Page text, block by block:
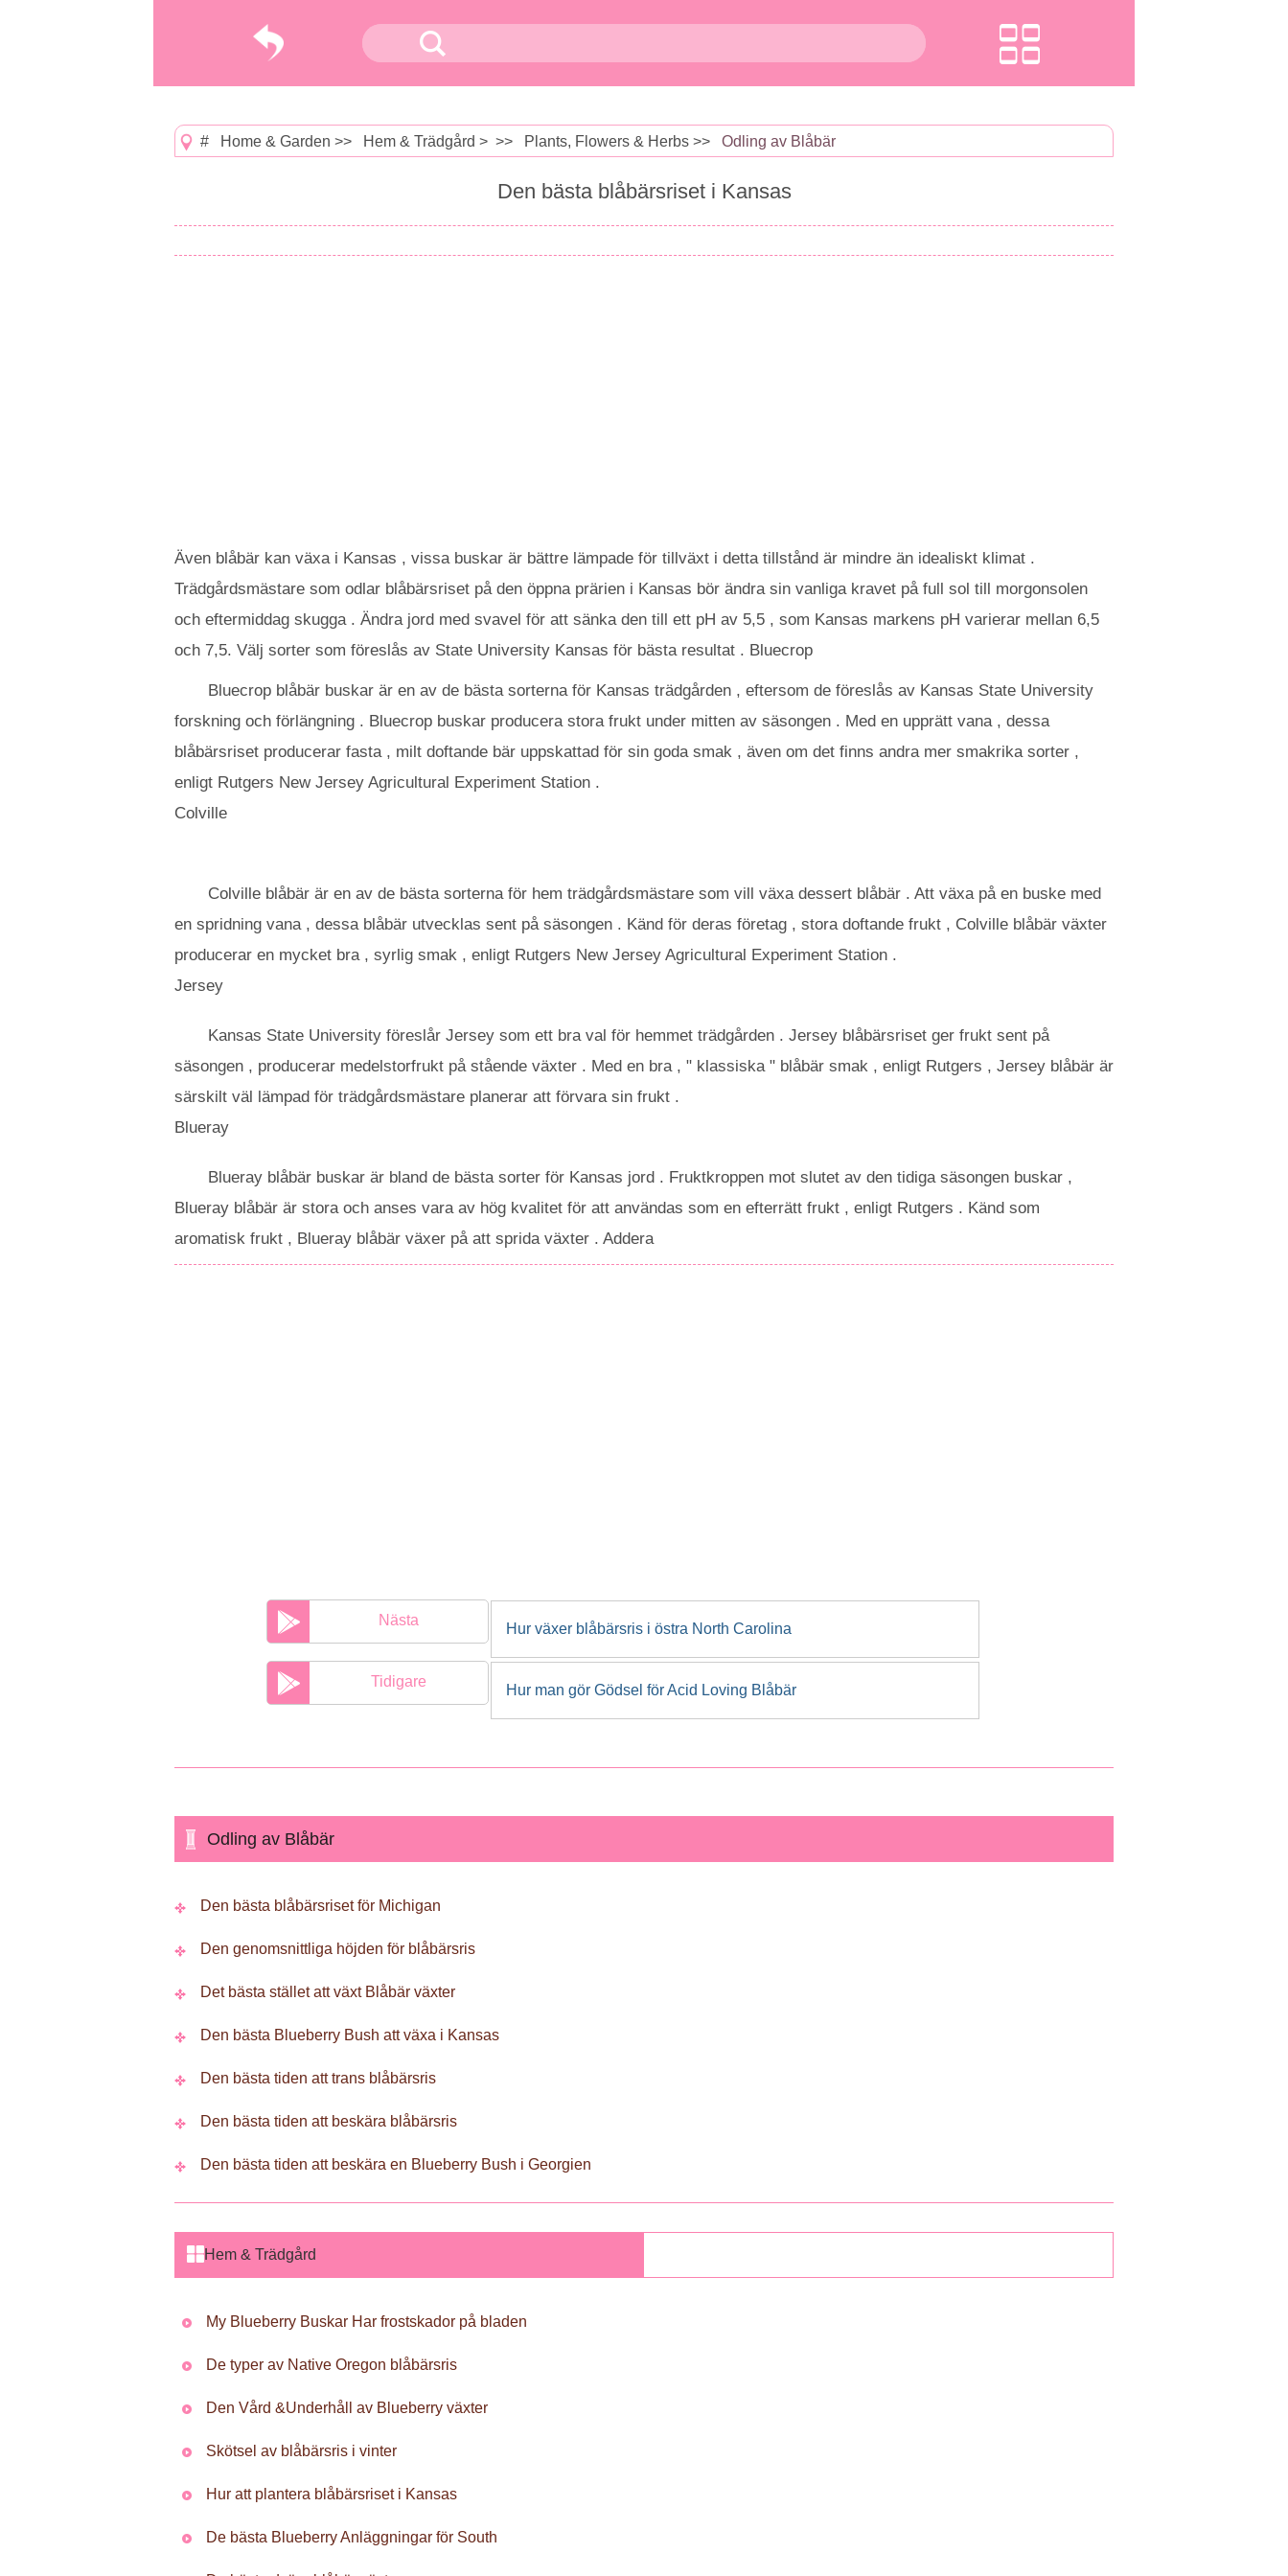
# Home & Garden >> Hem & Trädgård > >> Plants, Flowers & Herbs >> Odling av Blåbär
Den bästa blåbärsriset i Kansas
Även blåbär kan växa i Kansas , vissa buskar är bättre lämpade för tillväxt i detta tillstånd är mindre än idealiskt klimat .
Trädgårdsmästare som odlar blåbärsriset på den öppna prärien i Kansas bör ändra sin vanliga kravet på full sol till morgonsolen
och eftermiddag skugga . Ändra jord med svavel för att sänka den till ett pH av 5,5 , som Kansas markens pH varierar mellan 6,5
och 7,5. Välj sorter som föreslås av State University Kansas för bästa resultat . Bluecrop
Bluecrop blåbär buskar är en av de bästa sorterna för Kansas trädgården , eftersom de föreslås av Kansas State University
forskning och förlängning . Bluecrop buskar producera stora frukt under mitten av säsongen . Med en upprätt vana , dessa
blåbärsriset producerar fasta , milt doftande bär uppskattad för sin goda smak , även om det finns andra mer smakrika sorter ,
enligt Rutgers New Jersey Agricultural Experiment Station .
Colville
Colville blåbär är en av de bästa sorterna för hem trädgårdsmästare som vill växa dessert blåbär . Att växa på en buske med
en spridning vana , dessa blåbär utvecklas sent på säsongen . Känd för deras företag , stora doftande frukt , Colville blåbär växter
producerar en mycket bra , syrlig smak , enligt Rutgers New Jersey Agricultural Experiment Station .
Jersey
Kansas State University föreslår Jersey som ett bra val för hemmet trädgården . Jersey blåbärsriset ger frukt sent på
säsongen , producerar medelstorfrukt på stående växter . Med en bra , " klassiska " blåbär smak , enligt Rutgers , Jersey blåbär är
särskilt väl lämpad för trädgårdsmästare planerar att förvara sin frukt .
Blueray
Blueray blåbär buskar är bland de bästa sorter för Kansas jord . Fruktkroppen mot slutet av den tidiga säsongen buskar ,
Blueray blåbär är stora och anses vara av hög kvalitet för att användas som en efterrätt frukt , enligt Rutgers . Känd som
aromatisk frukt , Blueray blåbär växer på att sprida växter . Addera
Nästa
Hur växer blåbärsris i östra North Carolina
Tidigare
Hur man gör Gödsel för Acid Loving Blåbär
Odling av Blåbär
Den bästa blåbärsriset för Michigan
Den genomsnittliga höjden för blåbärsris
Det bästa stället att växt Blåbär växter
Den bästa Blueberry Bush att växa i Kansas
Den bästa tiden att trans blåbärsris
Den bästa tiden att beskära blåbärsris
Den bästa tiden att beskära en Blueberry Bush i Georgien
Hem & Trädgård
My Blueberry Buskar Har frostskador på bladen
De typer av Native Oregon blåbärsris
Den Vård &Underhåll av Blueberry växter
Skötsel av blåbärsris i vinter
Hur att plantera blåbärsriset i Kansas
De bästa Blueberry Anläggningar för South